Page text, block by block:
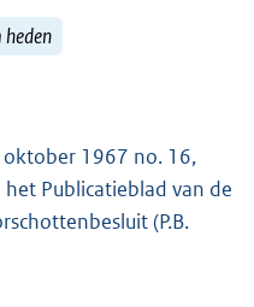
oktober 1967 no. 16,
Publicatieblad van de
(P.B.